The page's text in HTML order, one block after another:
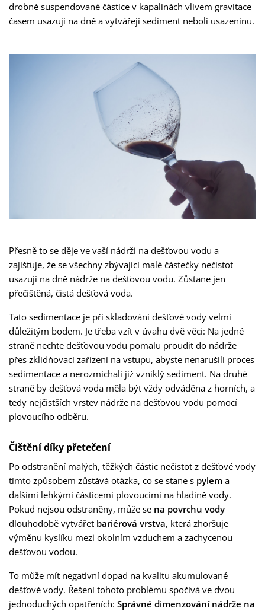
drobné suspendované částice v kapalinách vlivem gravitace
časem usazují na dně a vytvářejí sediment neboli usazeninu.
Přesně to se děje ve vaší nádrži na dešťovou vodu a
zajišťuje, že se všechny zbývající malé částečky nečistot
usazují na dně nádrže na dešťovou vodu. Zůstane jen
přečištěná, čistá dešťová voda.
Tato sedimentace je při skladování dešťové vody velmi
důležitým bodem. Je třeba vzít v úvahu dvě věci: Na jedné
straně nechte dešťovou vodu pomalu proudit do nádrže
přes zklidňovací zařízení na vstupu, abyste nenarušili proces
sedimentace a nerozmíchali již vzniklý sediment. Na druhé
straně by dešťová voda měla být vždy odváděna z horních, a
tedy nejčistších vrstev nádrže na dešťovou vodu pomocí
plovoucího odběru.
Čištění díky přetečení
Po odstranění malých, těžkých částic nečistot z dešťové vody
tímto způsobem zůstává otázka, co se stane s pylem a
dalšími lehkými částicemi plovoucími na hladině vody.
Pokud nejsou odstraněny, může se na povrchu vody
dlouhodobě vytvářet bariérová vrstva, která zhoršuje
výměnu kyslíku mezi okolním vzduchem a zachycenou
dešťovou vodou.
To může mít negativní dopad na kvalitu akumulované
dešťové vody. Řešení tohoto problému spočívá ve dvou
jednoduchých opatřeních: Správné dimenzování nádrže na